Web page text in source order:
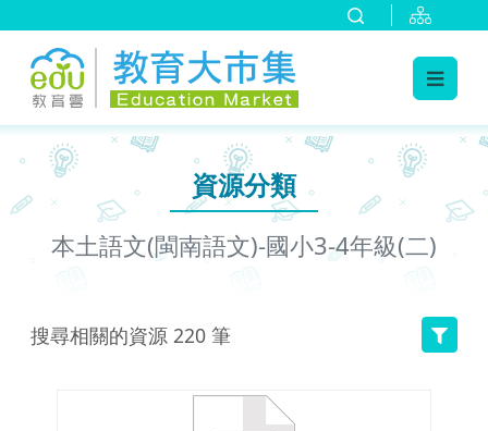
資源分類
本土語文(閩南語文)-國小3-4年級(二)
搜尋相關的資源 220 筆